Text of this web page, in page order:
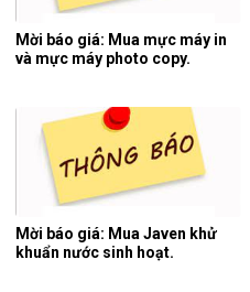
Mời báo giá: Mua mực máy in
và mực máy photo copy.
Mời báo giá: Mua Javen khử
khuẩn nước sinh hoạt.